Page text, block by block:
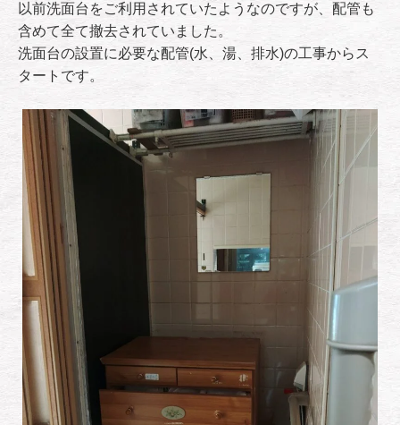
以前洗面台をご利用されていたようなのですが、配管も
含めて全て撤去されていました。
洗面台の設置に必要な配管(水、湯、排水)の工事からス
タートです。